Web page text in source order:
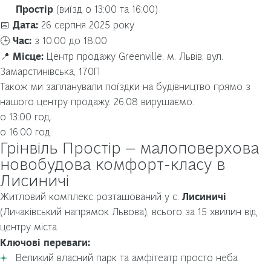
Простір (виїзд о 13:00 та 16:00)
📅 Дата: 26 серпня 2025 року
🕒 Час: з 10:00 до 18:00
📍 Місце: Центр продажу Greenville, м. Львів, вул.
Замарстинівська, 170П
Також ми запланували поїздки на будівництво прямо з
нашого центру продажу. 26.08 вирушаємо:
о 13:00 год.
о 16:00 год.
Грінвіль Простір — малоповерхова
новобудова комфорт-класу в
Лисиничі
Житловий комплекс розташований у с. Лисиничі
(Личаківський напрямок Львова), всього за 15 хвилин від
центру міста.
Ключові переваги:
Великий власний парк та амфітеатр просто неба